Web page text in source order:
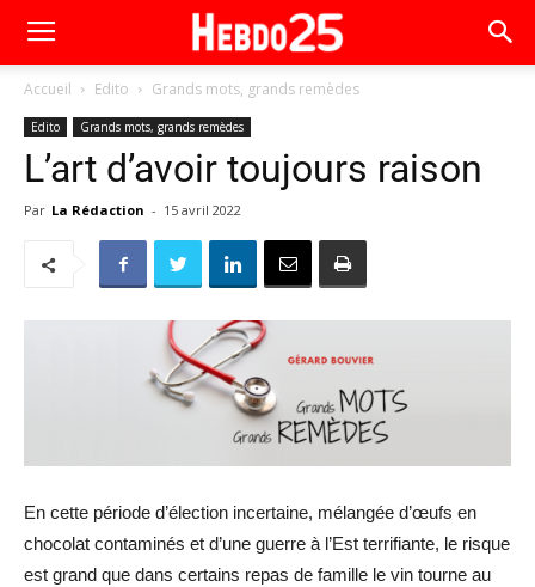
Accueil Edito Grands mots, grands remèdes
Edito Grands mots, grands remèdes
L’art d’avoir toujours raison
Par La Rédaction - 15 avril 2022
En cette période d’élection incertaine, mélangée d’œufs en
chocolat contaminés et d’une guerre à l’Est terrifiante, le risque
est grand que dans certains repas de famille le vin tourne au